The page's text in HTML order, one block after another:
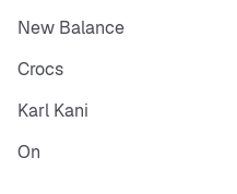
New Balance
Crocs
Karl Kani
On